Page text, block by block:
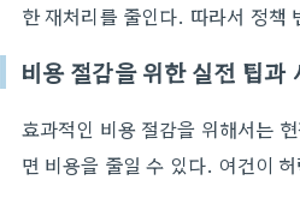
한 재처리를 줄인다. 따라서 정책
비용 절감을 위한 실전 팁과
효과적인 비용 절감을 위해서는
면 비용을 줄일 수 있다. 여건이